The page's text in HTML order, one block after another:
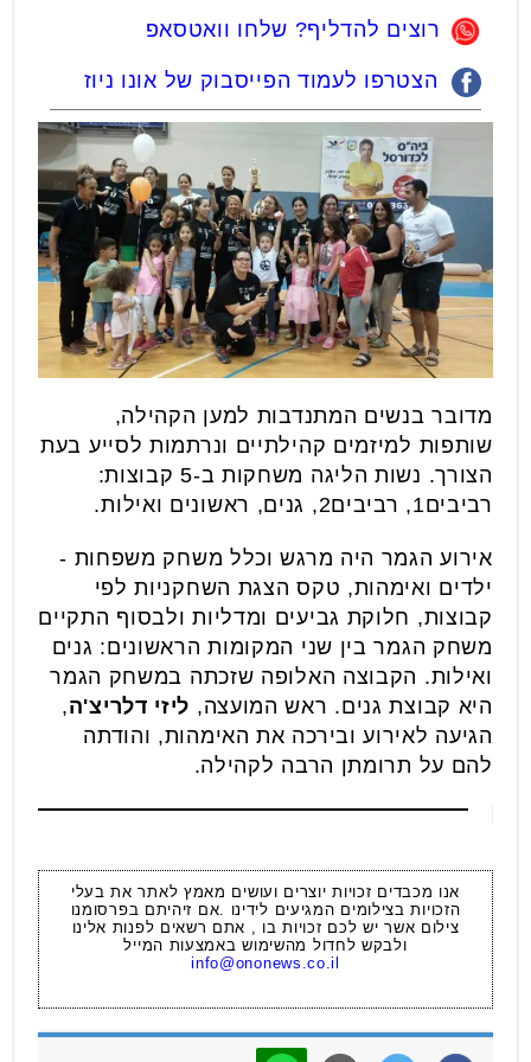
רוצים להדליף? שלחו וואטסאפ
הצטרפו לעמוד הפייסבוק של אונו ניוז
מדובר בנשים המתנדבות למען הקהילה,
שותפות למיזמים קהילתיים ונרתמות לסייע בעת
הצורך. נשות הליגה משחקות ב-5 קבוצות:
רביבים1, רביבים2,
גנים, ראשונים ואילות.
אירוע הגמר היה מרגש וכלל משחק משפחות -
ילדים ואימהות, טקס הצגת השחקניות לפי
קבוצות, חלוקת גביעים ומדליות ולבסוף התקיים
משחק הגמר בין שני המקומות הראשונים: גנים
ואילות. הקבוצה האלופה שזכתה במשחק הגמר
היא קבוצת גנים. ראש המועצה, ליזי דלריצ'ה,
הגיעה לאירוע ובירכה את האימהות, והודתה
להם על תרומתן הרבה לקהילה.
אנו מכבדים זכויות יוצרים ועושים מאמץ לאתר את בעלי
הזכויות בצילומים המגיעים לידינו .אם זיהיתם בפרסומנו
צילום אשר יש לכם זכויות בו , אתם רשאים לפנות אלינו
ולבקש לחדול מהשימוש באמצעות המייל
info@ononews.co.il